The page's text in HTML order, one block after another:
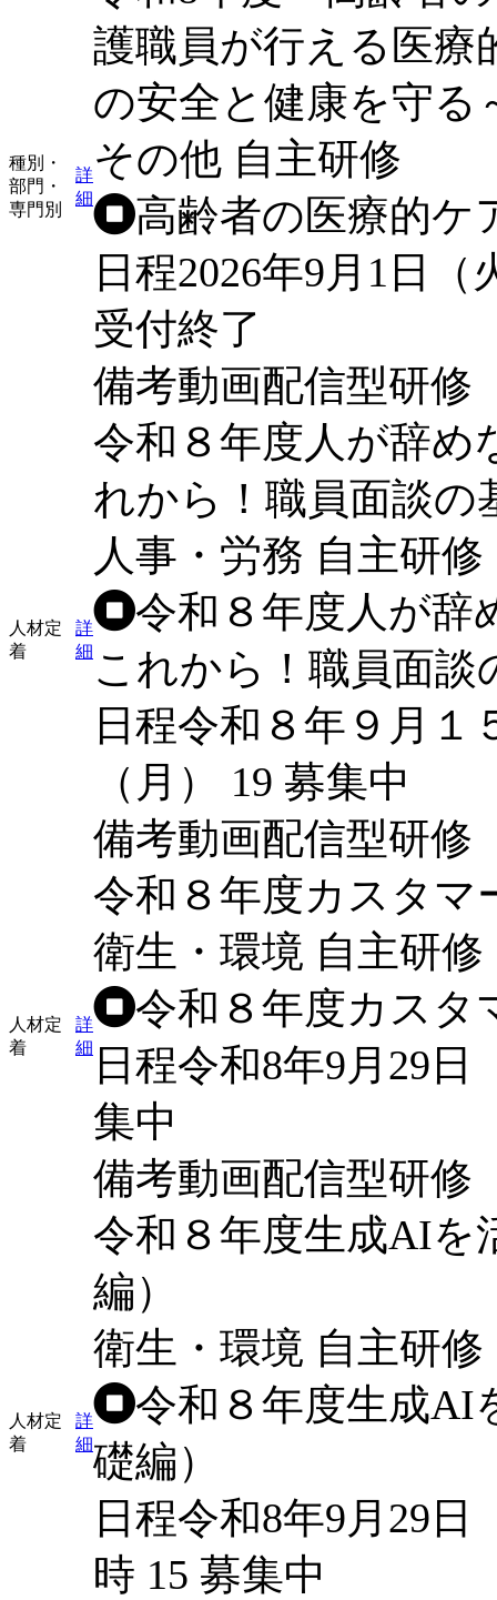
種別・
部門・
専門別
詳
細
護職員が行える医療
の安全と健康を守る
その他 自主研修
高齢者の医療的ケ
日程2026年9月1日
受付終了
備考動画配信型研修
人材定
着
詳
細
令和８年度人が辞め
れから！職員面談の
人事・労務 自主研修
令和８年度人が辞
これから！職員面談
日程令和８年９月
（月） 19 募集中
備考動画配信型研修
人材定
着
詳
細
令和８年度カスタマ
衛生・環境 自主研修
令和８年度カスタ
日程令和8年9月29日
集中
備考動画配信型研修
人材定
着
詳
細
令和８年度生成AIを
編）
衛生・環境 自主研修
令和８年度生成AI
礎編）
日程令和8年9月29日
時 15 募集中